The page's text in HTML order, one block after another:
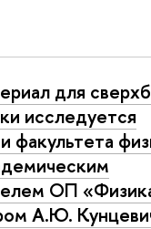
для
исследуется
факультета
ОП
А.Ю.